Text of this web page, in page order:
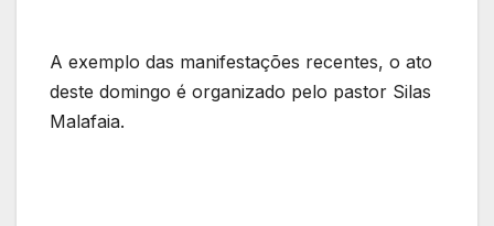
A exemplo das manifestações recentes, o ato
deste domingo é organizado pelo pastor Silas
Malafaia.